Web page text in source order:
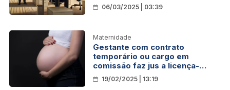
06/03/2025 | 03:39
Maternidade
Gestante com contrato
temporário ou cargo em
comissão faz jus a licença-
maternidade e estabilidade, diz
MPF
19/02/2025 | 13:19